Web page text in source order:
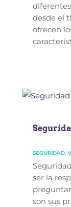
desde el
ofrecen
SEGURIDAD,
ser la
son sus